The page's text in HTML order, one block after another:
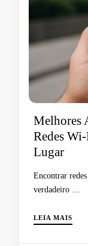
Melhores
Redes
Lugar
Encontrar
verdadeiro …
LEIA MAIS